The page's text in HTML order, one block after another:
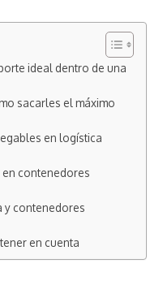
ideal dentro de una
sacarles el máximo
en logística
en contenedores
y contenedores
en cuenta